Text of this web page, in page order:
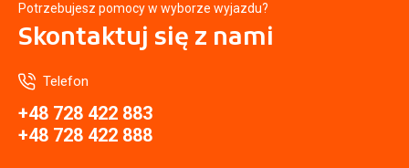
Potrzebujesz pomocy w wyborze wyjazdu?
Skontaktuj się z nami
Telefon
+48 728 422 883
+48 728 422 888